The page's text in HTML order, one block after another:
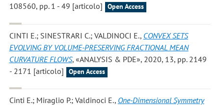
108560, pp. 1 - 49 [articolo]
Open Access
CINTI E.; SINESTRARI C.; VALDINOCI E., CONVEX SETS
EVOLVING BY VOLUME-PRESERVING FRACTIONAL MEAN
CURVATURE FLOWS, «ANALYSIS & PDE», 2020, 13, pp. 2149
- 2171 [articolo]
Open Access
Cinti E.; Miraglio P.; Valdinoci E., One-Dimensional Symmetry